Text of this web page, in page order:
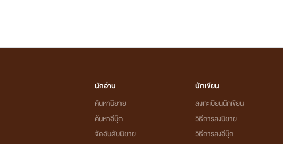
นักอ่าน
ค้นหานิยาย
ค้นหาอีบุ๊ก
จัดอันดับนิยาย
นักเขียน
ลงทะเบียนนักเขียน
วิธีการลงนิยาย
วิธีการลงอีบุ๊ก